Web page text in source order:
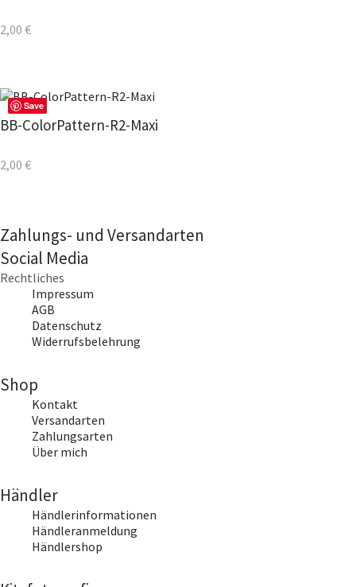
2,00 €
Save
BB-ColorPattern-R2-Maxi
2,00 €
Zahlungs- und Versandarten
Social Media
Rechtliches
Impressum
AGB
Datenschutz
Widerrufsbelehrung
Shop
Kontakt
Versandarten
Zahlungsarten
Über mich
Händler
Händlerinformationen
Händleranmeldung
Händlershop